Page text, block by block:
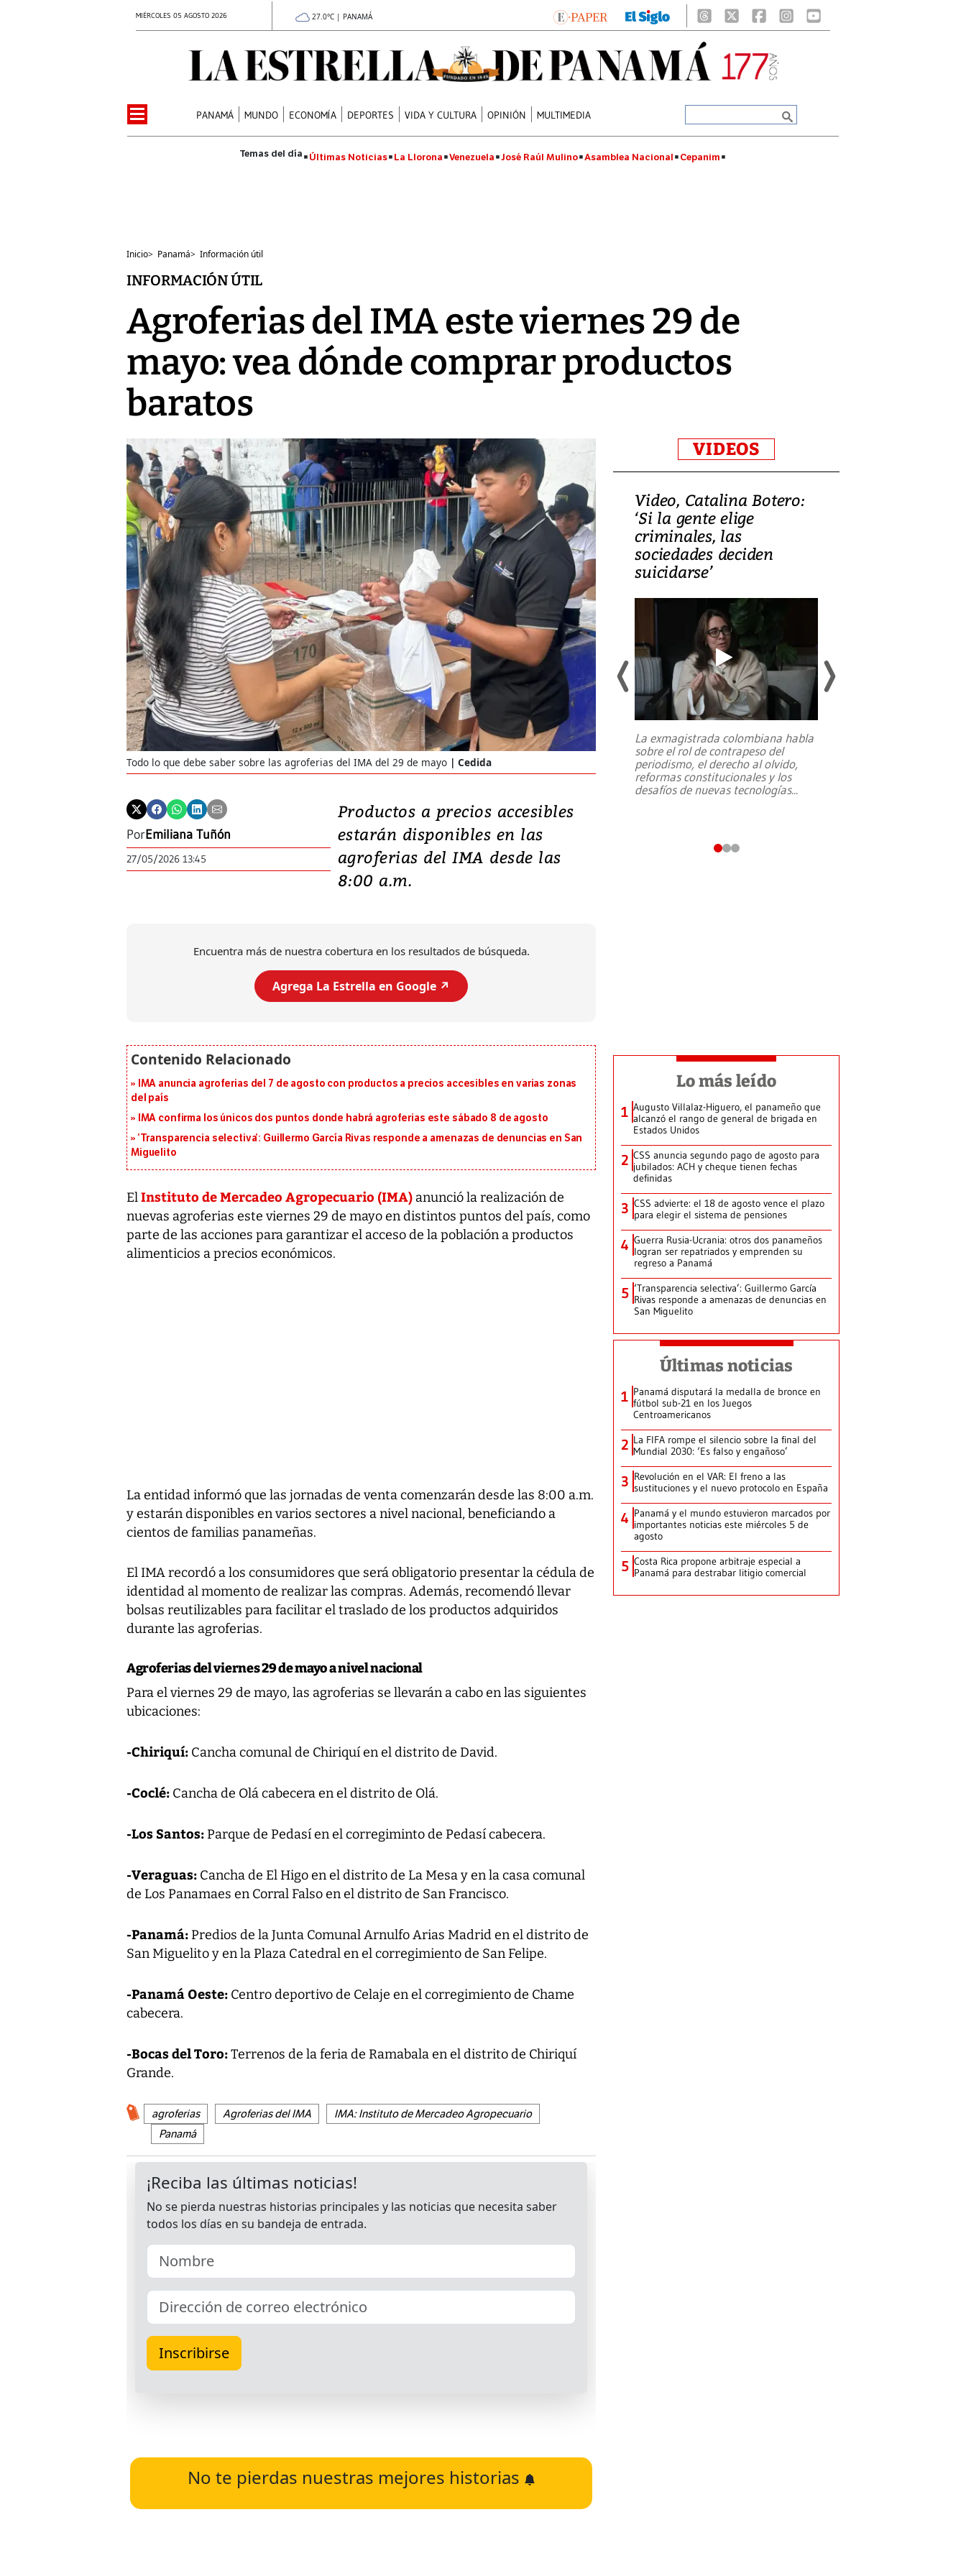
MIÉRCOLES 05 AGOSTO 2026 27.0°C | PANAMÁ
PANAMÁ MUNDO ECONOMÍA DEPORTES VIDA Y CULTURA OPINIÓN MULTIMEDIA
Últimas Noticias La Llorona Venezuela José Raúl Mulino Asamblea Nacional Cepanim
Inicio> Panamá> Información útil
INFORMACIÓN ÚTIL
Agroferias del IMA este viernes 29 de
mayo: vea dónde comprar productos
baratos
Todo lo que debe saber sobre las agroferias del IMA del 29 de mayo Cedida
PorEmiliana Tuñón
27/05/2026 13:45
Productos a precios accesibles
estarán disponibles en las
agroferias del IMA desde las
8:00 a.m.
Encuentra más de nuestra cobertura en los resultados de búsqueda.
Agrega La Estrella en Google ↗️
IMA anuncia agroferias del 7 de agosto con productos a precios accesibles en varias zonas
del país
IMA confirma los únicos dos puntos donde habrá agroferias este sábado 8 de agosto
‘Transparencia selectiva’: Guillermo García Rivas responde a amenazas de denuncias en San
Miguelito
ElInstituto de Mercadeo Agropecuario (IMA) anunció la realización de
nuevas agroferias este viernes 29 de mayo en distintos puntos del país, como
parte de las acciones para garantizar el acceso de la población a productos
alimenticios a precios económicos.
La entidad informó que las jornadas de venta comenzarán desde las 8:00 a.m.
y estarán disponibles en varios sectores a nivel nacional, beneficiando a
cientos de familias panameñas.
El IMA recordó a los consumidores que será obligatorio presentar la cédula de
identidad al momento de realizar las compras. Además, recomendó llevar
bolsas reutilizables para facilitar el traslado de los productos adquiridos
durante las agroferias.
Agroferias del viernes 29 de mayo a nivel nacional
Para el viernes 29 de mayo, las agroferias se llevarán a cabo en las siguientes
ubicaciones:
-Chiriquí: Cancha comunal de Chiriquí en el distrito de David.
-Coclé: Cancha de Olá cabecera en el distrito de Olá.
-Los Santos:Parque de Pedasí en el corregiminto de Pedasí cabecera.
-Veraguas: Cancha de El Higo en el distrito de La Mesa y en la casa comunal
de Los Panamaes en Corral Falso en el distrito de San Francisco.
-Panamá:Predios de la Junta Comunal Arnulfo Arias Madrid en el distrito de
San Miguelito y en la Plaza Catedral en el corregimiento de San Felipe.
-Panamá Oeste: Centro deportivo de Celaje en el corregimiento de Chame
cabecera.
-Bocas del Toro:Terrenos de la feria de Ramabala en el distrito de Chiriquí
Grande.
agroferias Agroferias del IMA
IMA: Instituto de Mercadeo Agropecuario
Panamá
No te pierdas nuestras mejores historias
VIDEOS
Video, Japón: Terremoto
deja heridos y graves
daños en Kumamoto
Un fuerte terremoto de magnitud
7,1 se registró este martes 28 de
julio en la prefectura de Kumamoto,
al sur de Japón, provocando una
emergencia de gran...
Video, Catalina Botero:
‘Si la gente elige
criminales, las
sociedades deciden
suicidarse’
La exmagistrada colombiana habla
sobre el rol de contrapeso del
periodismo, el derecho al olvido,
reformas constitucionales y los
desafíos de nuevas tecnologías...
Lo más leído
1 Augusto Villalaz-Higuero, el panameño que
alcanzó el rango de general de brigada en
Estados Unidos
2 CSS anuncia segundo pago de agosto para
jubilados: ACH y cheque tienen fechas
definidas
3 CSS advierte: el 18 de agosto vence el plazo
para elegir el sistema de pensiones
4 Guerra Rusia-Ucrania: otros dos panameños
logran ser repatriados y emprenden su
regreso a Panamá
5 ‘Transparencia selectiva’: Guillermo García
Rivas responde a amenazas de denuncias en
San Miguelito
Últimas noticias
1 Panamá disputará la medalla de bronce en
fútbol sub-21 en los Juegos
Centroamericanos
2 La FIFA rompe el silencio sobre la final del
Mundial 2030: ‘Es falso y engañoso’
3 Revolución en el VAR: El freno a las
sustituciones y el nuevo protocolo en España
4 Panamá y el mundo estuvieron marcados por
importantes noticias este miércoles 5 de
agosto
5 Costa Rica propone arbitraje especial a
Panamá para destrabar litigio comercial